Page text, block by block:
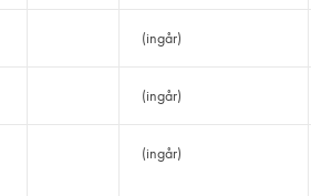
(ingår)
(ingår)
(ingår)